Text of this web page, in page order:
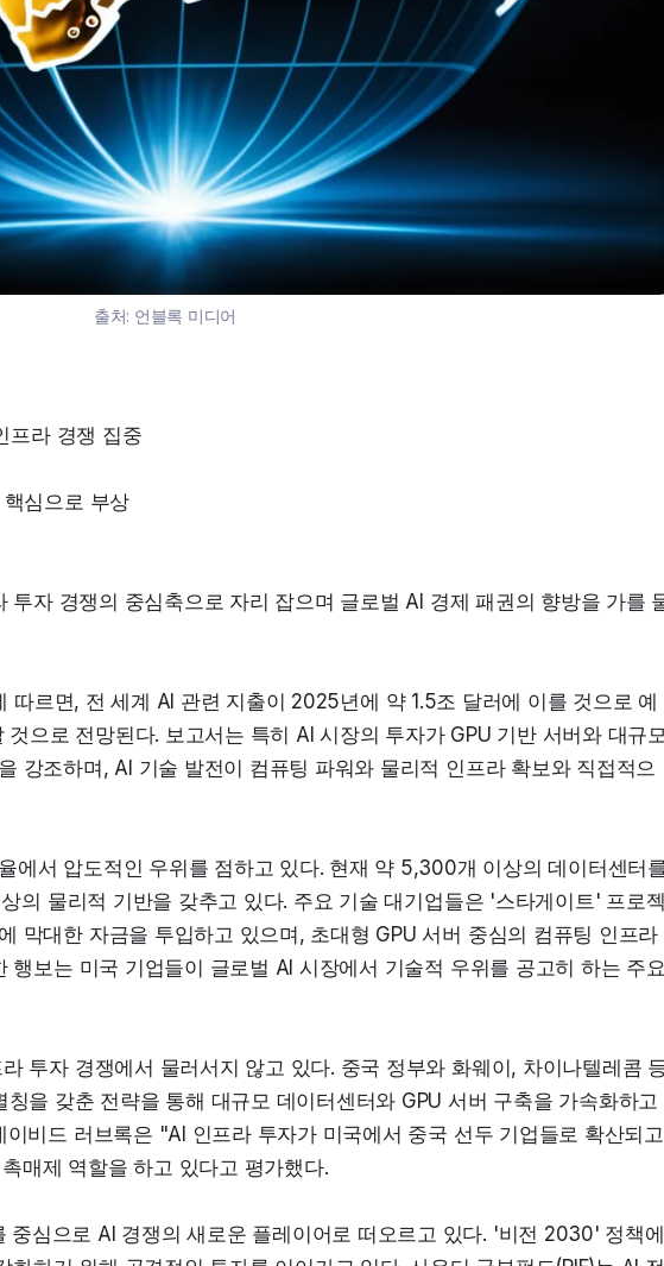
출처: 언블록 미디어
프라 경쟁 집중
심으로 부상
투자 경쟁의 중심축으로 자리 잡으며 글로벌 AI 경제 패권의 향방을 가를
르면, 전 세계 AI 관련 지출이 2025년에 약 1.5조 달러에 이를 것으로 예
으로 전망된다. 보고서는 특히 AI 시장의 투자가 GPU 기반 서버와 대규
강조하며, AI 기술 발전이 컴퓨팅 파워와 물리적 인프라 확보와 직접적으
에서 압도적인 우위를 점하고 있다. 현재 약 5,300개 이상의 데이터센터
의 물리적 기반을 갖추고 있다. 주요 기술 대기업들은 '스타게이트' 프로
막대한 자금을 투입하고 있으며, 초대형 GPU 서버 중심의 컴퓨팅 인프라
행보는 미국 기업들이 글로벌 AI 시장에서 기술적 우위를 공고히 하는 주
투자 경쟁에서 물러서지 않고 있다. 중국 정부와 화웨이, 차이나텔레콤
을 갖춘 전략을 통해 대규모 데이터센터와 GPU 서버 구축을 가속화하고
비드 러브록은 "AI 인프라 투자가 미국에서 중국 선두 기업들로 확산되고
매제 역할을 하고 있다고 평가했다.
중심으로 AI 경쟁의 새로운 플레이어로 떠오르고 있다. '비전 2030' 정책에